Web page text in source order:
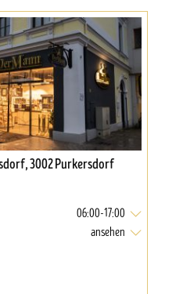
3002 Purkersdorf
06:00-17:00
ansehen